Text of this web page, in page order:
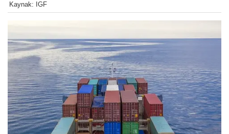
Kaynak: IGF